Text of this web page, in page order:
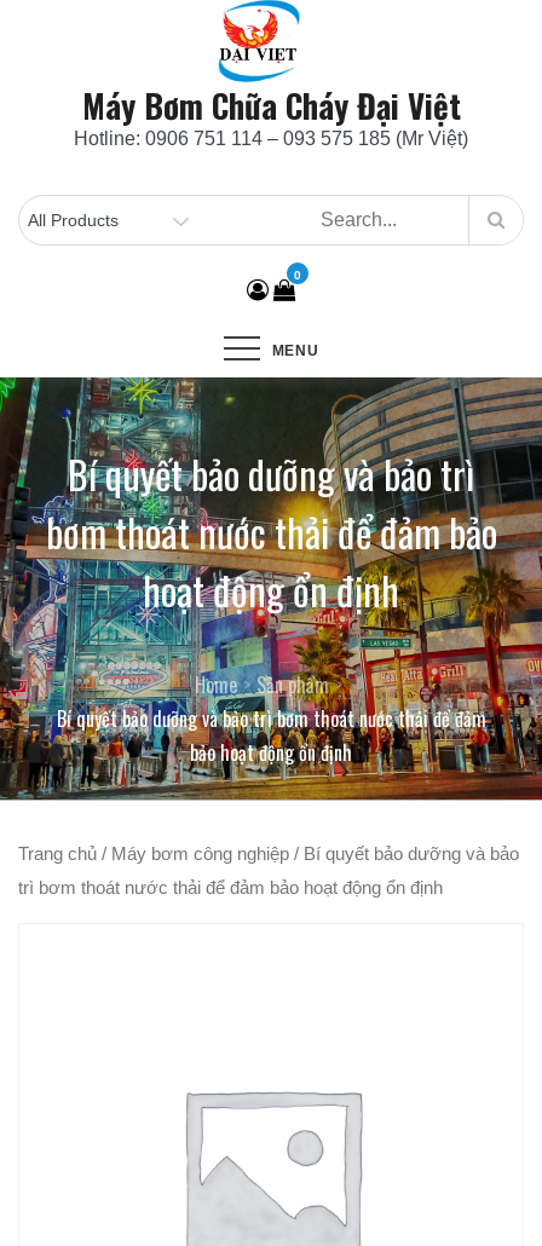
Máy Bơm Chữa Cháy Đại Việt
Hotline: 0906 751 114 – 093 575 185 (Mr Việt)
0
MENU
Bí quyết bảo dưỡng và bảo trì
bơm thoát nước thải để đảm bảo
hoạt động ổn định
Home
Sản phẩm
Bí quyết bảo dưỡng và bảo trì bơm thoát nước thải để đảm
bảo hoạt động ổn định
Trang chủ / Máy bơm công nghiệp / Bí quyết bảo dưỡng và bảo
trì bơm thoát nước thải để đảm bảo hoạt động ổn định